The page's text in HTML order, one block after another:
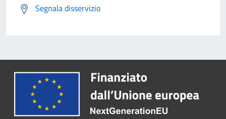
Segnala disservizio